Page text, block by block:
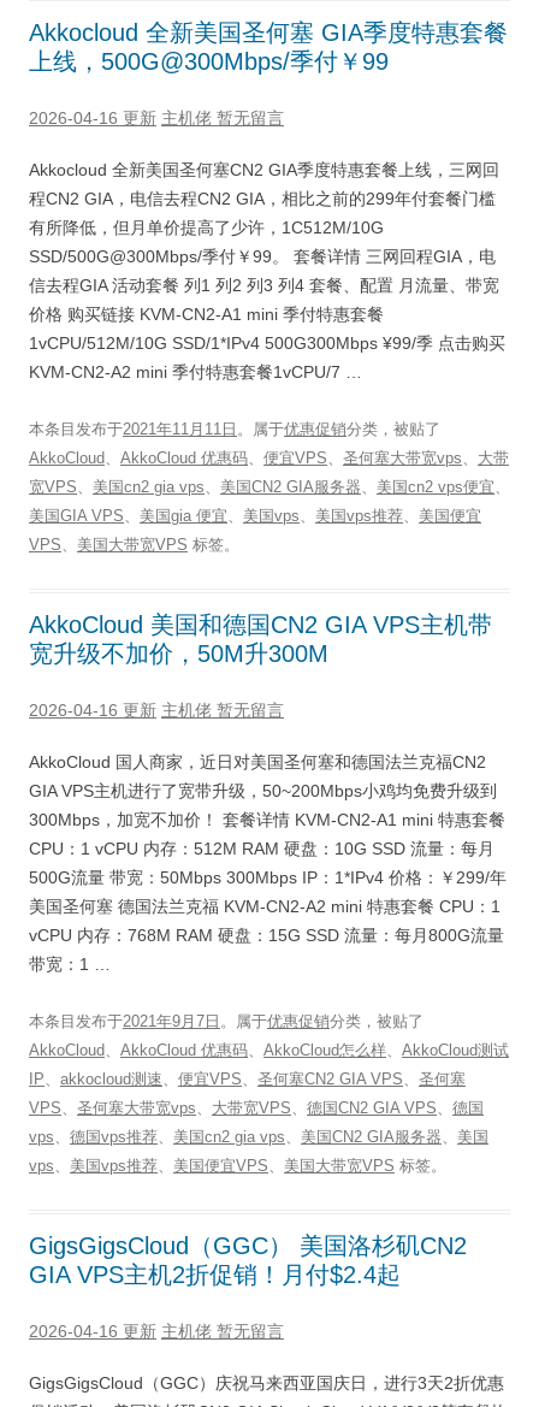
Akkocloud 全新美国圣何塞 GIA季度特惠套餐
上线，500G@300Mbps/季付￥99
2026-04-16 更新 主机佬 暂无留言
Akkocloud 全新美国圣何塞CN2 GIA季度特惠套餐上线，三网回
程CN2 GIA，电信去程CN2 GIA，相比之前的299年付套餐门槛
有所降低，但月单价提高了少许，1C512M/10G
SSD/500G@300Mbps/季付￥99。 套餐详情 三网回程GIA，电
信去程GIA 活动套餐 列1 列2 列3 列4 套餐、配置 月流量、带宽
价格 购买链接 KVM-CN2-A1 mini 季付特惠套餐
1vCPU/512M/10G SSD/1*IPv4 500G300Mbps ¥99/季 点击购买
KVM-CN2-A2 mini 季付特惠套餐1vCPU/7 …
本条目发布于2021年11月11日 。属于优惠促销分类，被贴了
AkkoCloud、 AkkoCloud 优惠码、 便宜VPS、 圣何塞大带宽vps、 大带
宽VPS、 美国cn2 gia vps、 美国CN2 GIA服务器、 美国cn2 vps便宜、
美国GIA VPS、 美国gia 便宜、 美国vps、 美国vps推荐、 美国便宜
VPS、 美国大带宽VPS 标签。
AkkoCloud 美国和德国CN2 GIA VPS主机带
宽升级不加价，50M升300M
2026-04-16 更新 主机佬 暂无留言
AkkoCloud 国人商家，近日对美国圣何塞和德国法兰克福CN2
GIA VPS主机进行了宽带升级，50~200Mbps小鸡均免费升级到
300Mbps，加宽不加价！ 套餐详情 KVM-CN2-A1 mini 特惠套餐
CPU：1 vCPU 内存：512M RAM 硬盘：10G SSD 流量：每月
500G流量 带宽：50Mbps 300Mbps IP：1*IPv4 价格：￥299/年
美国圣何塞 德国法兰克福 KVM-CN2-A2 mini 特惠套餐 CPU：1
vCPU 内存：768M RAM 硬盘：15G SSD 流量：每月800G流量
带宽：1 …
本条目发布于2021年9月7日 。属于优惠促销分类，被贴了
AkkoCloud、 AkkoCloud 优惠码、 AkkoCloud怎么样、 AkkoCloud测试
IP、 akkocloud测速、 便宜VPS、 圣何塞CN2 GIA VPS、 圣何塞
VPS、 圣何塞大带宽vps、 大带宽VPS、 德国CN2 GIA VPS、 德国
vps、 德国vps推荐、 美国cn2 gia vps、 美国CN2 GIA服务器、 美国
vps、 美国vps推荐、 美国便宜VPS、 美国大带宽VPS 标签。
GigsGigsCloud（GGC） 美国洛杉矶CN2
GIA VPS主机2折促销！月付$2.4起
2026-04-16 更新 主机佬 暂无留言
GigsGigsCloud（GGC）庆祝马来西亚国庆日，进行3天2折优惠